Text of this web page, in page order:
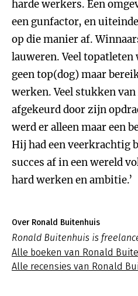
harde werkers. Een
een gunfactor, en
op die manier af.
lauweren. Veel
geen top(dog) maar
werken. Veel stukken
afgekeurd door zijn
werd er alleen maar een
Hij had een veerkrachtig
succes af in een wereld
hard werken en ambitie.’
Over Ronald Buitenhuis
Ronald Buitenhuis is
Alle boeken van Ronald
Alle recensies van Ronald